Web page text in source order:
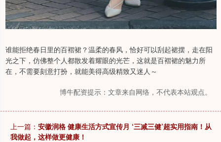
谁能拒绝春日里的百褶裙？温柔的春风，恰好可以刮起裙摆，走在阳
光之下，仿佛整个人都散发着耀眼的光芒，这就是百褶裙的魅力所
在，不需要刻意打扮，就能美得高级精致又迷人～
博牛配资提示：文章来自网络，不代表本站观点。
上一篇： 安徽润格 健康生活方式宣传月 ‘三减三健’超实用指南！从
我做起，这样做更健康！